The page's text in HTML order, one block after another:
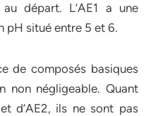
départ. L’AE1 a une
pH situé entre 5 et 6.
de composés basiques
non négligeable. Quant
d’AE2, ils ne sont pas